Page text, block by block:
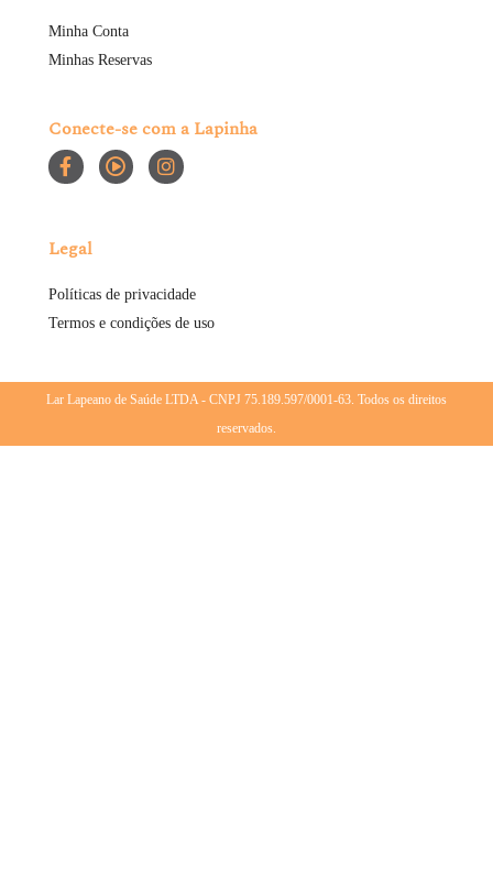
Minha Conta
Minhas Reservas
Conecte-se com a Lapinha
Legal
Políticas de privacidade
Termos e condições de uso
Lar Lapeano de Saúde LTDA - CNPJ 75.189.597/0001-63. Todos os direitos
reservados.